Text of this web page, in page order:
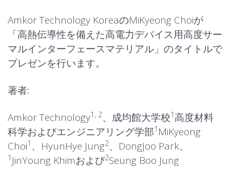
Amkor Technology KoreaのMiKyeong Choiが
「高熱伝導性を備えた高電力デバイス用高度サー
マルインターフェースマテリアル」 のタイトルで
プレゼンを行います。
著者:
Amkor Technology1, 2、成均館大学校1 高度材料
科学およびエンジニアリング学部1 MiKyeong
Choi1 、HyunHye Jung2、DongJoo Park、
1 JinYoung Khimおよび2Seung Boo Jung